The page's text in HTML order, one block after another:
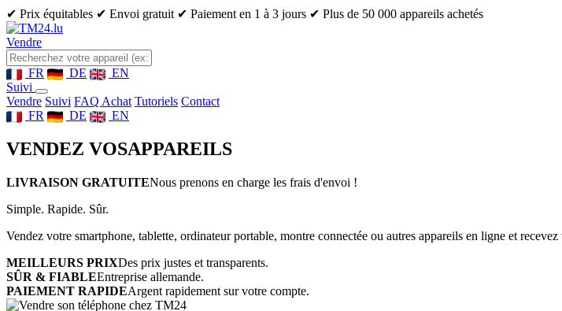
✔ Prix équitables ✔ Envoi gratuit ✔ Paiement en 1 à 3 jours ✔ Plus de 50 000 appareils achetés
Vendre
FR DE
EN
Suivi
Vendre Suivi FAQ Achat Tutoriels Contact
FR
DE EN
VENDEZ VOSAPPAREILS
LIVRAISON GRATUITENous prenons en charge les frais d'envoi !
Simple. Rapide. Sûr.
Vendez votre smartphone, tablette, ordinateur portable, montre connectée ou autres appareils en ligne et
MEILLEURS PRIXDes prix justes et transparents.
SÛR & FIABLEEntreprise allemande.
PAIEMENT RAPIDEArgent rapidement sur votre compte.